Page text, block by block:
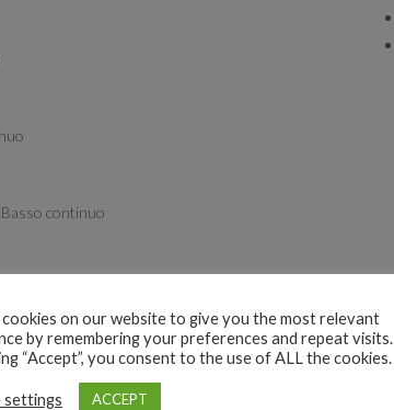
continuo
+ iCal / Outlook export
cookies on our website to give you the most relevant
by remembering your preferences and repeat visits.
“Accept”, you consent to the use of ALL the cookies.
settings ACCEPT